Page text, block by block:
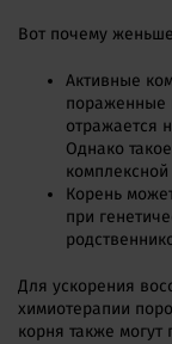
Вот почему
Активные
пораженные
отражается
Однако
Корень
при
Для ускорения
химиотерапии
корня также